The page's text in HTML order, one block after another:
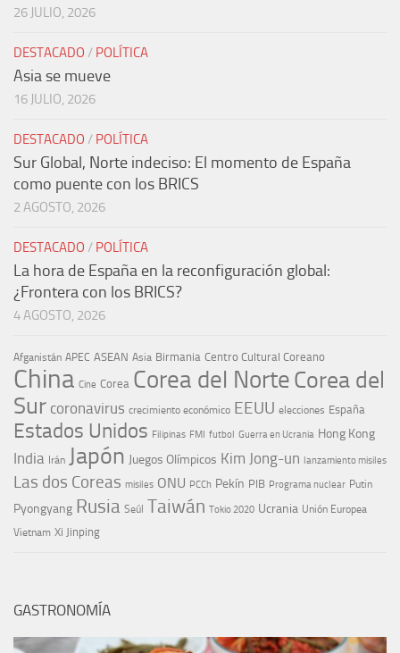
26 JULIO, 2026
DESTACADO / POLÍTICA
Asia se mueve
16 JULIO, 2026
DESTACADO / POLÍTICA
Sur Global, Norte indeciso: El momento de España
como puente con los BRICS
2 AGOSTO, 2026
DESTACADO / POLÍTICA
La hora de España en la reconfiguración global:
¿Frontera con los BRICS?
4 AGOSTO, 2026
Afganistán APEC ASEAN Asia Birmania Centro Cultural Coreano
China Cine Corea Corea del NorteCorea del
Sur coronavirus crecimiento económico EEUU elecciones España
Estados Unidos Filipinas FMI futbol Guerra en Ucrania Hong Kong
India Irán Japón Juegos Olímpicos Kim Jong-un lanzamiento misiles
Las dos Coreas misiles ONU PCCh Pekín PIB Programa nuclear Putin
Pyongyang Rusia Seúl Taiwán Tokio 2020 Ucrania Unión Europea
Vietnam Xi Jinping
GASTRONOMÍA